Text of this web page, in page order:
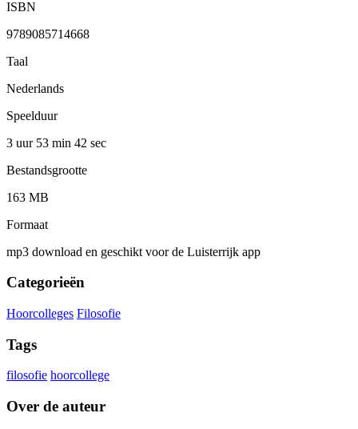
ISBN
9789085714668
Taal
Nederlands
Speelduur
3 uur 53 min 42 sec
Bestandsgrootte
163 MB
Formaat
mp3 download en geschikt voor de Luisterrijk app
Categorieën
Hoorcolleges Filosofie
Tags
filosofie hoorcollege
Over de auteur